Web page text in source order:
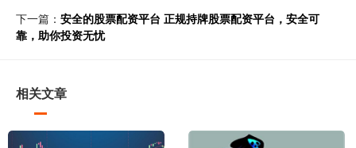
下一篇： 安全的股票配资平台 正规持牌股票配资平台，安全可
靠，助你投资无忧
相关文章